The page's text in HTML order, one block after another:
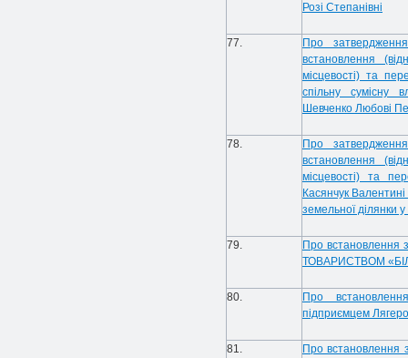
Розі Степанівні
77.
Про
встановлення
місцевості) та
спільну сумісну
Шевченко Любові
78.
Про
встановлення
місцевості) та
Касянчук
земельної ділянки у
79.
Про
ТОВАРИСТВОМ
80.
Про
підприємцем
81.
Про встановлення